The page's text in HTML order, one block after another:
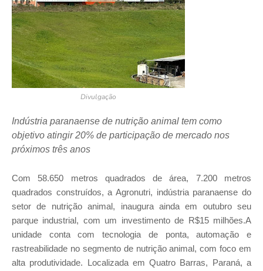
Divulgação
Indústria paranaense de nutrição animal tem como
objetivo atingir 20% de participação de mercado nos
próximos três anos
Com 58.650 metros quadrados de área, 7.200 metros
quadrados construídos, a Agronutri, indústria paranaense do
setor de nutrição animal, inaugura ainda em outubro seu
parque industrial, com um investimento de R$15 milhões.A
unidade conta com tecnologia de ponta, automação e
rastreabilidade no segmento de nutrição animal, com foco em
alta produtividade. Localizada em Quatro Barras, Paraná, a